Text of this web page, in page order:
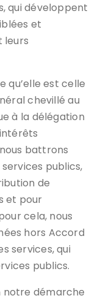
qui développent
et
leurs
qu’elle est celle
chevillé au
à la délégation
battrons
publics,
de
et pour
cela, nous
hors Accord
services, qui
publics.
notre démarche